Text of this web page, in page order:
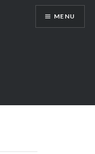
MENU